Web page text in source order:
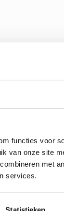
functies voor
van onze site
met
services.